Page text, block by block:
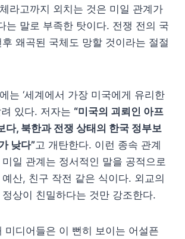
라고까지 외치는 것은 미일 관계가
는 말로 부족한 탓이다. 전쟁 전의 국
왜곡된 국체도 망할 것이라는 절절
는 ‘세계에서 가장 미국에게 유리한
있다. 저자는 “미국의 괴뢰인 아프
다, 북한과 전쟁 상태의 한국 정부보
낮다”고 개탄한다. 이런 종속 관계
일 관계는 정서적인 말을 공적으로
산, 친구 작전 같은 식이다. 외교의
상이 친밀하다는 것만 강조한다.
미디어들은 이 뻔히 보이는 어설픈